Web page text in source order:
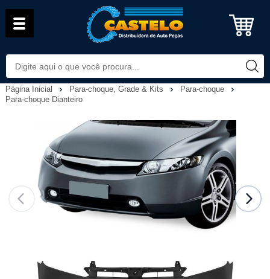
Página Inicial Para-choque, Grade & Kits
Para-choque
Para-choque Dianteiro